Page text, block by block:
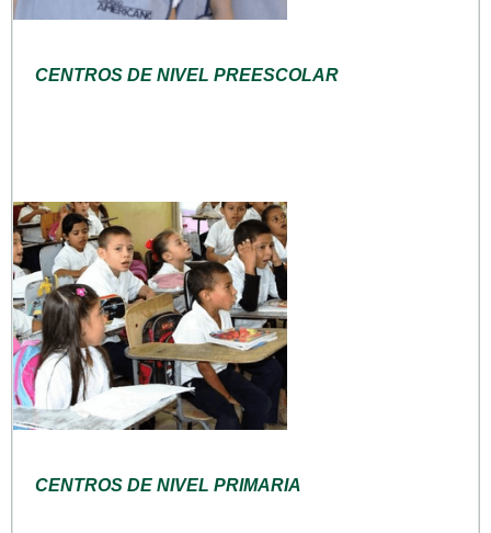
CENTROS DE NIVEL PREESCOLAR
CENTROS DE NIVEL PRIMARIA